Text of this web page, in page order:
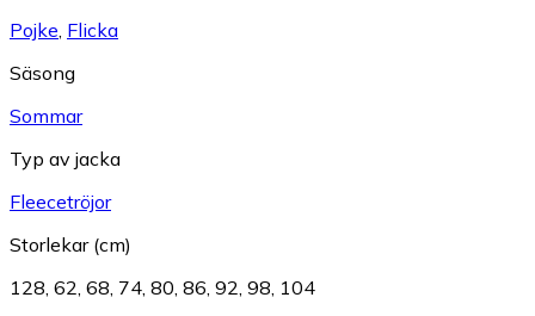
Pojke Flicka
Säsong
Sommar
Typ av jacka
Fleecetröjor
Storlekar (cm)
128 62 68 74 80 86 92 98 104